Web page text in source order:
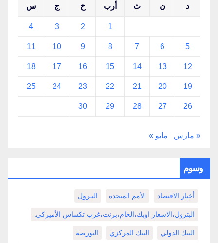
د ن ث أرب خ ج س
1
2
3
4
5
6
7
8
9
10
11
12
13
14
15
16
17
18
19
20
21
22
23
24
25
26
27
28
29
30
« مارس مايو »
وسوم
أخبار الاقتصاد الأمم المتحدة البترول
البترول،الاسعار اوبك،الخام،برنت،غرب تكساس الأميركي.
البنك الدولي البنك المركزي البورصة